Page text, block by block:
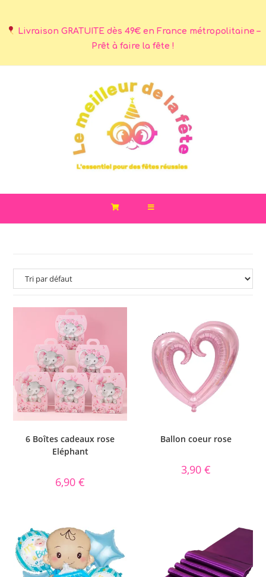
Livraison GRATUITE dès 49€ en France métropolitaine –
Prêt à faire la fête !
6 Boîtes cadeaux rose
Eléphant
6,90€
Ballon coeur rose
3,90 €